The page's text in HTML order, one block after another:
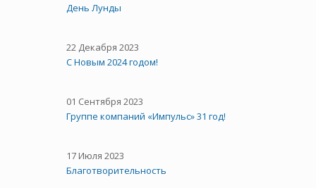
День Лунды
22 Декабря 2023
С Новым 2024 годом!
01 Сентября 2023
Группе компаний «Импульс» 31 год!
17 Июля 2023
Благотворительность